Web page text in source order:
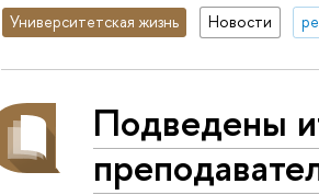
Университетская жизнь Новости
Подведены